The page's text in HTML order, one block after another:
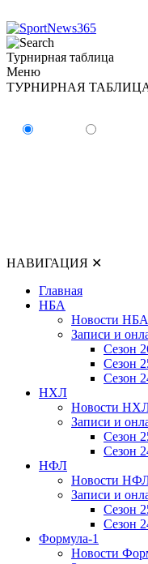
Турнирная таблица
Меню
ТУРНИРНАЯ
НАВИГАЦИЯ ✕
Главная
НБА
Новости НБА
Записи и
Сезон
Сезон
Сезон
НХЛ
Новости
Записи и
Сезон
Сезон
НФЛ
Новости
Записи и
Сезон
Сезон
Формула-1
Новости